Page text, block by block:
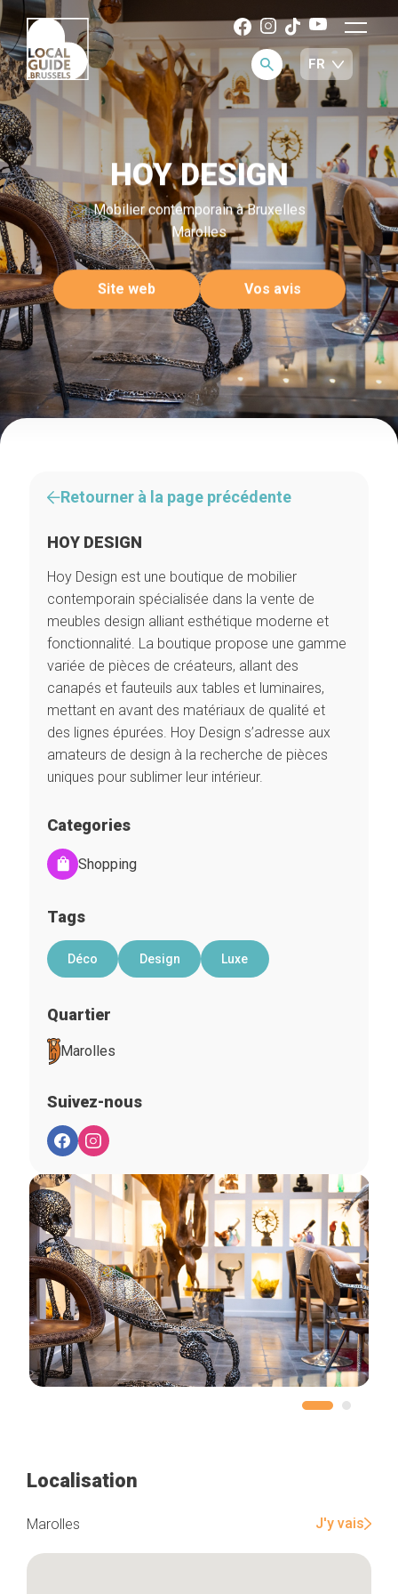
HOY DESIGN
Mobilier contemporain à Bruxelles
Marolles
Site web Vos avis
Retourner à la page précédente
HOY DESIGN
Hoy Design est une boutique de mobilier
contemporain spécialisée dans la vente de
meubles design alliant esthétique moderne et
fonctionnalité. La boutique propose une gamme
variée de pièces de créateurs, allant des
canapés et fauteuils aux tables et luminaires,
mettant en avant des matériaux de qualité et
des lignes épurées. Hoy Design s’adresse aux
amateurs de design à la recherche de pièces
uniques pour sublimer leur intérieur.
Categories
Shopping
Tags
Déco Design Luxe
Quartier
Marolles
Suivez-nous
Localisation
Marolles J'y vais